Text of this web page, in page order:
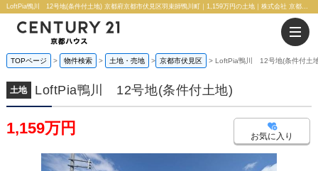
LoftPia鴨川 12号地(条件付土地) 京都府京都市伏見区羽束師鴨川町｜1,159万円の土地｜株式会社 京都ハウス
TOPページ 物件検索 土地・売地 京都市伏見区 LoftPia鴨川 12号地(条件付土
土地 LoftPia鴨川 12号地(条件付土地)
1,159万円 お気に入り